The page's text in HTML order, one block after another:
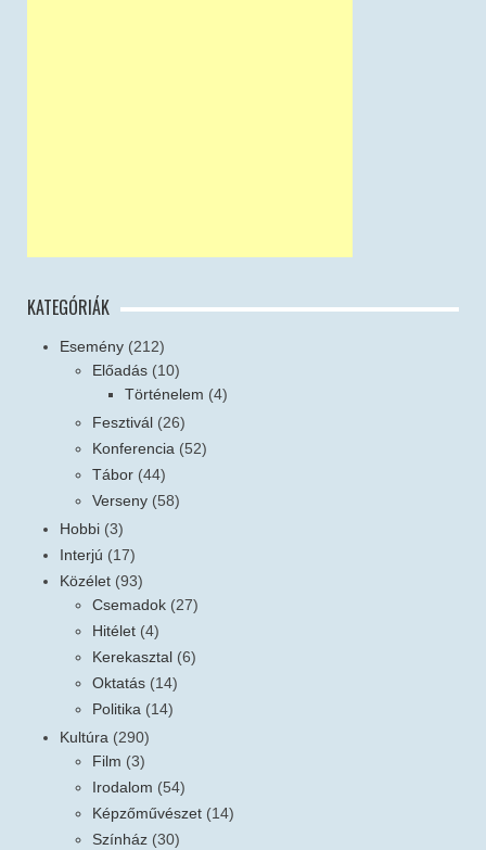
KATEGÓRIÁK
Esemény (212)
Előadás (10)
Történelem (4)
Fesztivál (26)
Konferencia (52)
Tábor (44)
Verseny (58)
Hobbi (3)
Interjú (17)
Közélet (93)
Csemadok (27)
Hitélet (4)
Kerekasztal (6)
Oktatás (14)
Politika (14)
Kultúra (290)
Film (3)
Irodalom (54)
Képzőművészet (14)
Színház (30)